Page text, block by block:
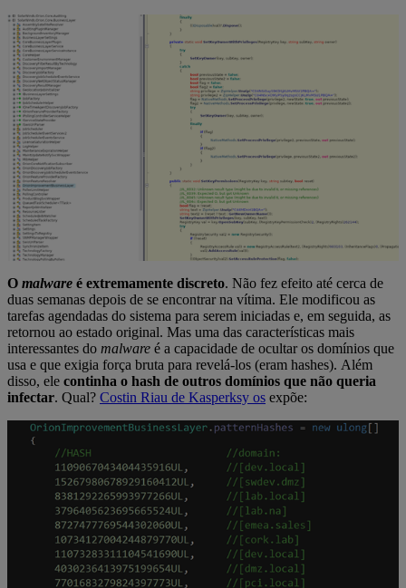
O malware é extremamente discreto. Não fez efeito até cerca de
duas semanas depois de se encontrar na vítima. Ele modificou as
tarefas agendadas do sistema para serem iniciadas e, em seguida, as
retornou ao estado original. Mas uma das características mais
interessantes do malware é a capacidade de ocultar os domínios que
usa e que exigia força bruta para revelá-los (eram hashes). Além
disso, ele continha o hash de outros domínios que não queria
infectar. Qual? Costin Riau de Kasperksy os expõe: